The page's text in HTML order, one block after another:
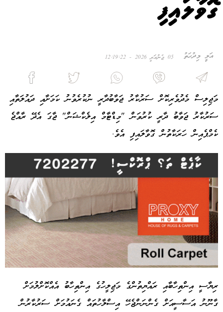
ގޮވާލައިފި
އަލީ މިދުހަތު 05 ޖެނުއަރީ 2026 - 12:19:22
މަޖިލިސް މެދުވެރިކޮށް ސަރުކާރު ޖަވާބުދާރީ ނުކުރެވުނު ކަމަށާއި ދައުލަތާއި
ސަރުކާރު ޖަވާބު ދާރީ ކުރުވަން "މިޑްޓާމް އިލެކްޝަން" ޖާގަ އެދޭ ރާއްޖެ
ކެމްޕެއިން ހަރަކާތުން ގޮވާލައިފި އެވެ.
Advertisement
ރިޔާސީ އިންތިހާބާއި ރައްޔިތުންގެ މަޖިލީހުގެ އިންތިހާބު އެއްކޮށްލުމަށް
ގާނޫނު އަސާސީއަށް ގެންނަންޖެހޭ އިސްލާހުތައް ގެނައުމަށް ސަރުކާރުން